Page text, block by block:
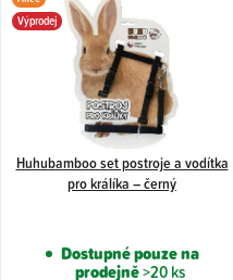
Výprodej
Huhubamboo set postroje a vodítka
pro králíka – černý
Dostupné pouze na
prodejně>20 ks